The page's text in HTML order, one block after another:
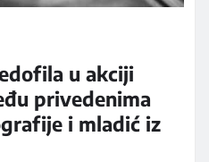
u akciji
privedenima
i mladić iz